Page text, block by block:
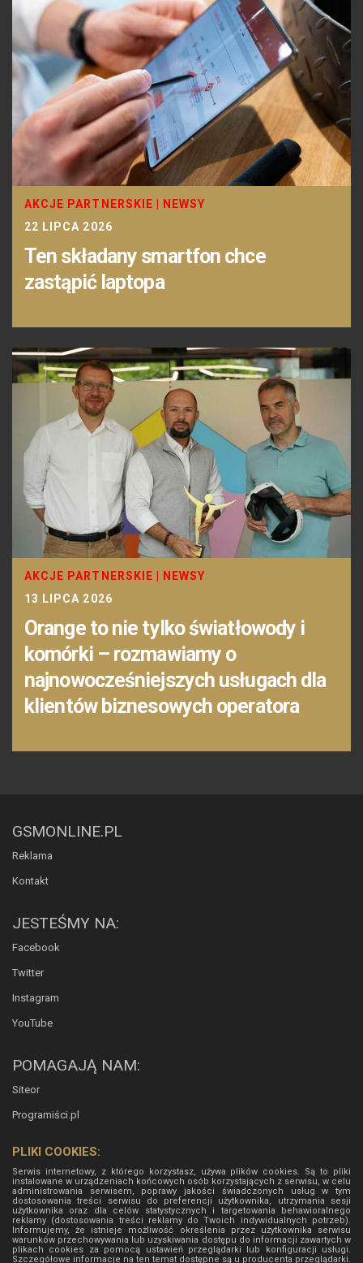
AKCJE PARTNERSKIE
NEWSY
22 LIPCA 2026
Ten składany smartfon chce
zastąpić laptopa
AKCJE PARTNERSKIE
NEWSY
13 LIPCA 2026
Orange to nie tylko światłowody i
komórki – rozmawiamy o
najnowocześniejszych usługach dla
klientów biznesowych operatora
GSMONLINE.PL
Reklama
Kontakt
JESTEŚMY NA:
Facebook
Twitter
Instagram
YouTube
POMAGAJĄ NAM:
Siteor
Programiści.pl
PLIKI COOKIES:
Serwis internetowy, z którego korzystasz, używa plików cookies. Są to pliki
instalowane w urządzeniach końcowych osób korzystających z serwisu, w celu
administrowania serwisem, poprawy jakości świadczonych usług w tym
dostosowania treści serwisu do preferencji użytkownika, utrzymania sesji
użytkownika oraz dla celów statystycznych i targetowania behawioralnego
reklamy (dostosowania treści reklamy do Twoich indywidualnych potrzeb).
Informujemy, że istnieje możliwość określenia przez użytkownika serwisu
warunków przechowywania lub uzyskiwania dostępu do informacji zawartych w
plikach cookies za pomocą ustawień przeglądarki lub konfiguracji usługi.
Szczegółowe informacje na ten temat dostępne są u producenta przeglądarki.